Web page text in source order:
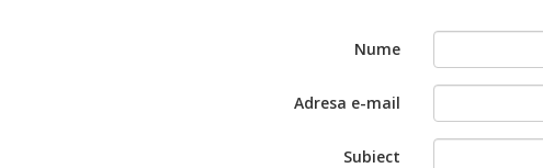
Nume
Adresa e-mail
Subiect